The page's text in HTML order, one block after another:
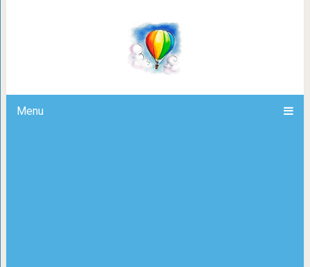
Menu
15 бесстыжих котов, которые
хозяев и нагло в